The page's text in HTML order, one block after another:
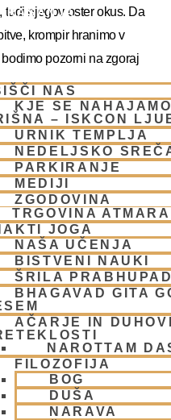
NAS
KJE SE
– ISKCON
URNIK TEMPLJA
NEDELJSKO
PARKIRANJE
MEDIJI
ZGODOVINA
TRGOVINA
JOGA
NAŠA UČENJA
BISTVENI NAUKI
ŠRILA
BHAGAVAD GITA
AČARJE IN
NAROTTAM
FILOZOFIJA
BOG
DUŠA
NARAVA
njegov oster okus. Da
krompir hranimo v
pozorni na zgoraj
lastnosti. Je
in nam kot tak pomaga
Prav tako preprečuje
razvoj bakterij, ki
hrane. Ljudje, ki se ne
raje izogibajo.
skorbut. Znano je, da
v Evropi precej
vsakodnevne
uporabljamo kot
prevelike kislosti
da človek, ki boleha za
da bo to iz njegovega